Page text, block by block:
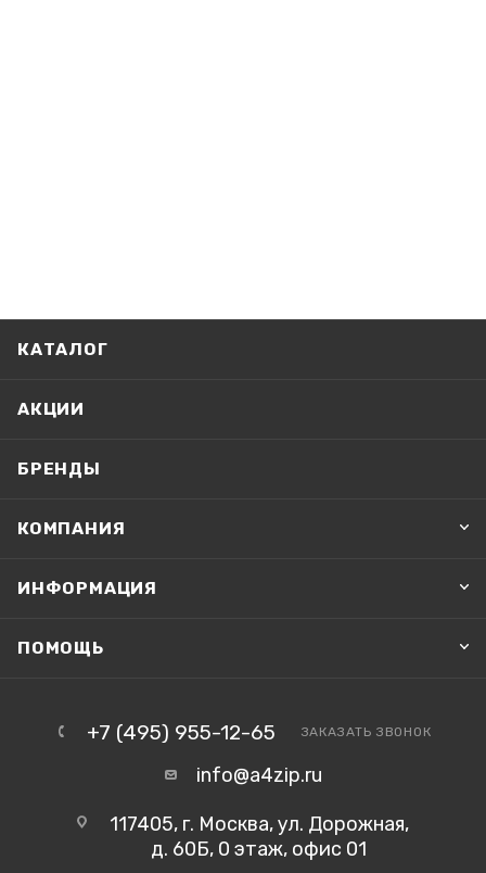
КАТАЛОГ
АКЦИИ
БРЕНДЫ
КОМПАНИЯ
ИНФОРМАЦИЯ
ПОМОЩЬ
+7 (495) 955-12-65 ЗАКАЗАТЬ ЗВОНОК
info@a4zip.ru
117405, г. Москва, ул. Дорожная,
д. 60Б, 0 этаж, офис 01